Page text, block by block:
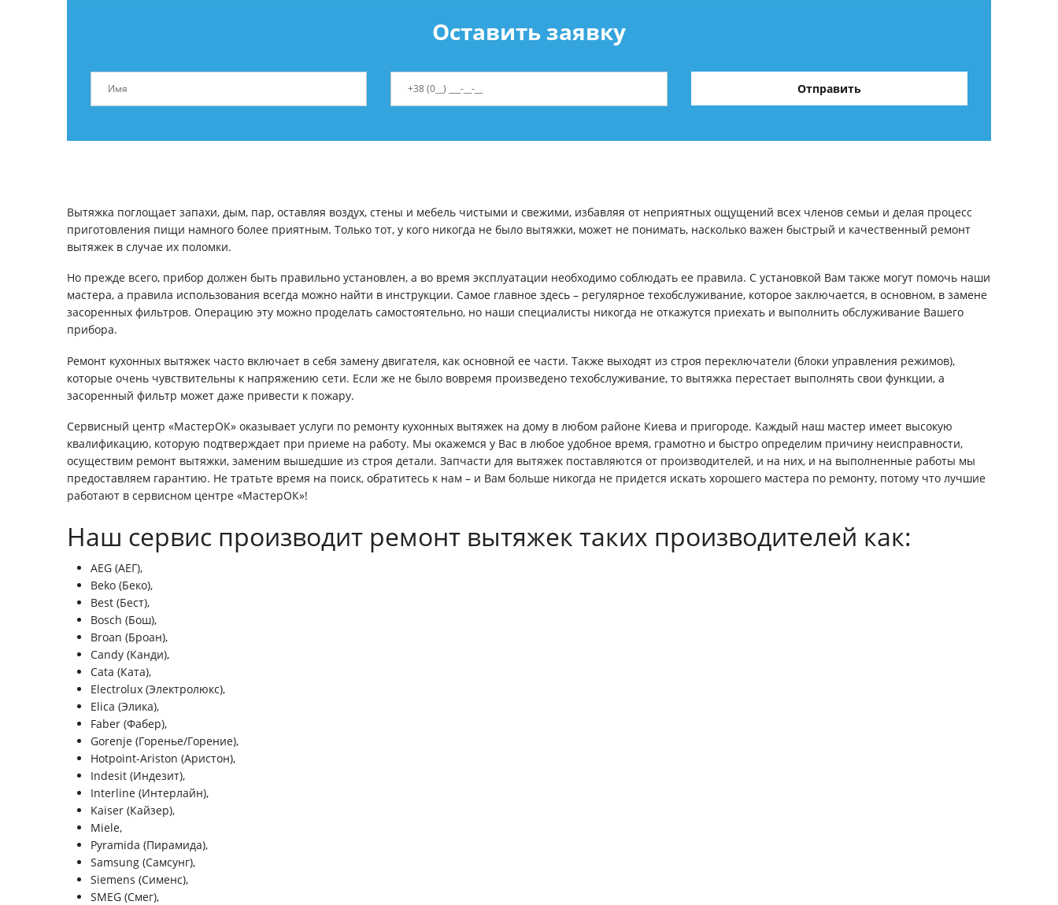
Оставить заявку
Вытяжка поглощает запахи, дым, пар, оставляя воздух, стены и мебель чистыми и свежими, избавляя от неприятных ощущений всех членов семьи и делая процесс
приготовления пищи намного более приятным. Только тот, у кого никогда не было вытяжки, может не понимать, насколько важен быстрый и качественный ремонт
вытяжек в случае их поломки.
Но прежде всего, прибор должен быть правильно установлен, а во время эксплуатации необходимо соблюдать ее правила. С установкой Вам также могут помочь наши
мастера, а правила использования всегда можно найти в инструкции. Самое главное здесь – регулярное техобслуживание, которое заключается, в основном, в замене
засоренных фильтров. Операцию эту можно проделать самостоятельно, но наши специалисты никогда не откажутся приехать и выполнить обслуживание Вашего
прибора.
Ремонт кухонных вытяжек часто включает в себя замену двигателя, как основной ее части. Также выходят из строя переключатели (блоки управления режимов),
которые очень чувствительны к напряжению сети. Если же не было вовремя произведено техобслуживание, то вытяжка перестает выполнять свои функции, а
засоренный фильтр может даже привести к пожару.
Сервисный центр «МастерОК» оказывает услуги по ремонту кухонных вытяжек на дому в любом районе Киева и пригороде. Каждый наш мастер имеет высокую
квалификацию, которую подтверждает при приеме на работу. Мы окажемся у Вас в любое удобное время, грамотно и быстро определим причину неисправности,
осуществим ремонт вытяжки, заменим вышедшие из строя детали. Запчасти для вытяжек поставляются от производителей, и на них, и на выполненные работы мы
предоставляем гарантию. Не тратьте время на поиск, обратитесь к нам – и Вам больше никогда не придется искать хорошего мастера по ремонту, потому что лучшие
работают в сервисном центре «МастерОК»!
Наш сервис производит ремонт вытяжек таких производителей как:
AEG (АЕГ),
Beko (Беко),
Best (Бест),
Bosch (Бош),
Broan (Броан),
Candy (Канди),
Cata (Ката),
Electrolux (Электролюкс),
Elica (Элика),
Faber (Фабер),
Gorenje (Горенье/Горение),
Hotpoint-Ariston (Аристон),
Indesit (Индезит),
Interline (Интерлайн),
Kaiser (Кайзер),
Miele,
Pyramida (Пирамида),
Samsung (Самсунг),
Siemens (Сименс),
SMEG (Смег),